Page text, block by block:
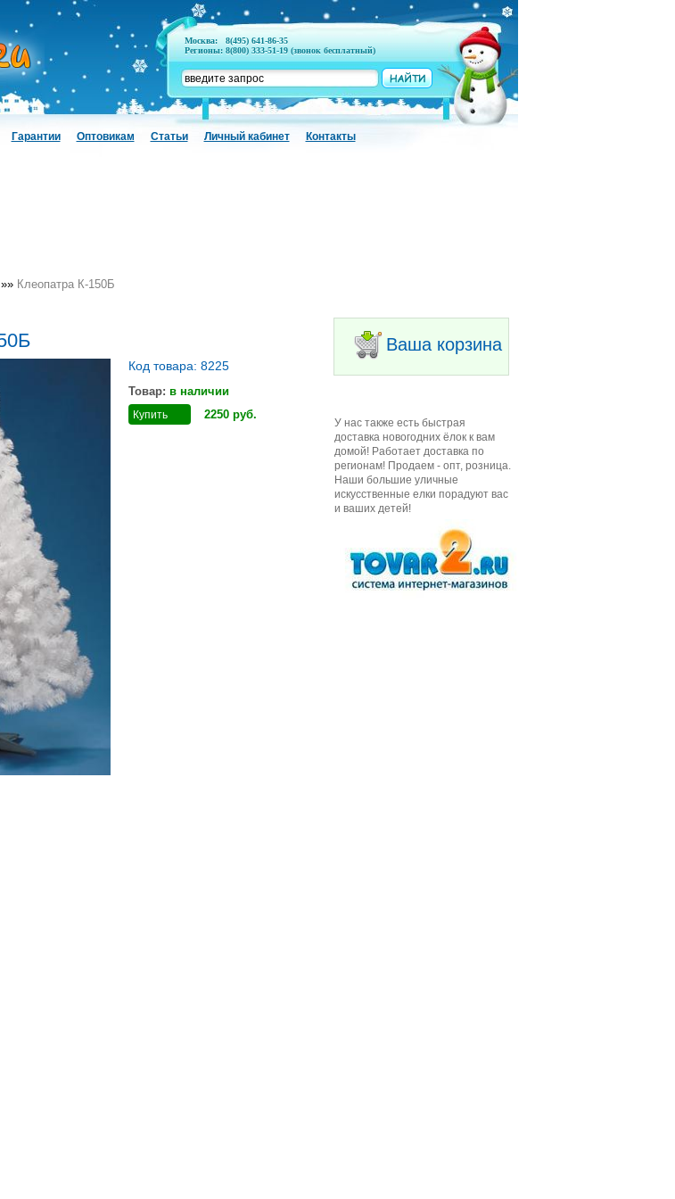
Москва:
8(495) 641-86-35
Регионы: 8(800) 333-51-19 (звонок бесплатный)
Гарантии Оптовикам Статьи Личный кабинет Контакты
Ваша корзина
У нас также есть быстрая
доставка новогодних ёлок к вам
домой! Работает доставка по
регионам! Продаем - опт, розница.
Наши большие уличные
искусственные елки порадуют вас
и ваших детей!
»» Клеопатра К-150Б
Код товара: 8225
Товар: в наличии
Купить 2250 руб.